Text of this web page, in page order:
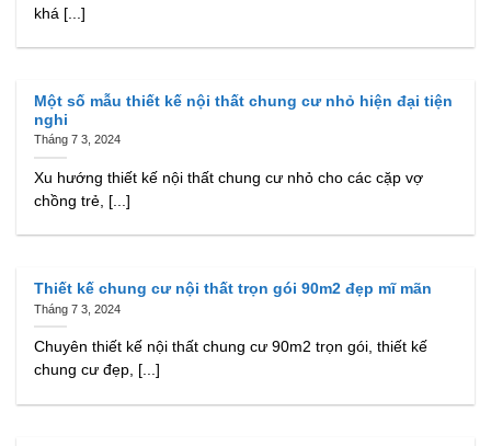
khá [...]
Một số mẫu thiết kế nội thất chung cư nhỏ hiện đại tiện
nghi
Tháng 7 3, 2024
Xu hướng thiết kế nội thất chung cư nhỏ cho các cặp vợ
chồng trẻ, [...]
Thiết kế chung cư nội thất trọn gói 90m2 đẹp mĩ mãn
Tháng 7 3, 2024
Chuyên thiết kế nội thất chung cư 90m2 trọn gói, thiết kế
chung cư đẹp, [...]